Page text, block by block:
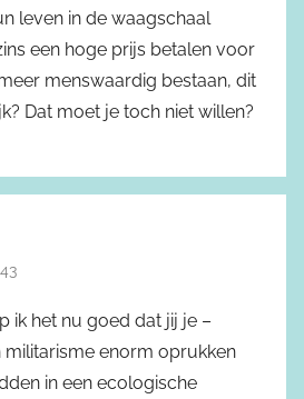
leven in de waagschaal
een hoge prijs betalen voor
menswaardig bestaan, dit
Dat moet je toch niet willen?
ik het nu goed dat jij je –
militarisme enorm oprukken
in een ecologische